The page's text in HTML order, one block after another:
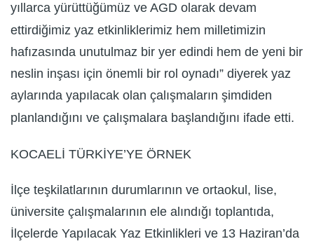
yıllarca yürüttüğümüz ve AGD olarak devam
ettirdiğimiz yaz etkinliklerimiz hem milletimizin
hafızasında unutulmaz bir yer edindi hem de yeni bir
neslin inşası için önemli bir rol oynadı” diyerek yaz
aylarında yapılacak olan çalışmaların şimdiden
planlandığını ve çalışmalara başlandığını ifade etti.
KOCAELİ TÜRKİYE’YE ÖRNEK
İlçe teşkilatlarının durumlarının ve ortaokul, lise,
üniversite çalışmalarının ele alındığı toplantıda,
İlçelerde Yapılacak Yaz Etkinlikleri ve 13 Haziran’da